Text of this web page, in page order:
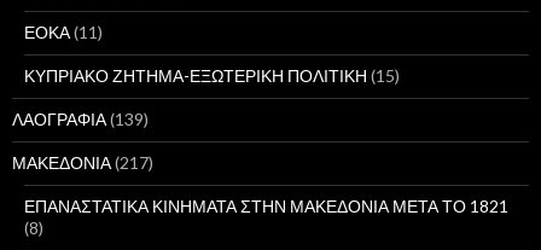
ΕΟΚΑ(11)
ΚΥΠΡΙΑΚΟ ΖΗΤΗΜΑ-ΕΞΩΤΕΡΙΚΗ ΠΟΛΙΤΙΚΗ (15)
ΛΑΟΓΡΑΦΙΑ(139)
ΜΑΚΕΔΟΝΙΑ(217)
ΕΠΑΝΑΣΤΑΤΙΚΑ ΚΙΝΗΜΑΤΑ ΣΤΗΝ ΜΑΚΕΔΟΝΙΑ ΜΕΤΑ ΤΟ 1821
(8)